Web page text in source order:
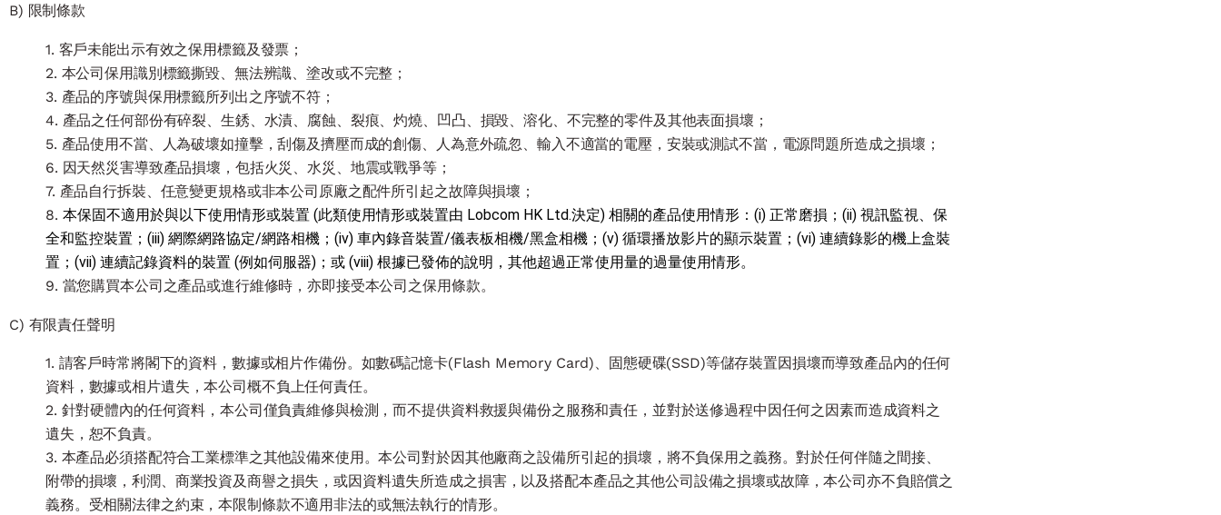
B) 限制條款
1. 客戶未能出示有效之保用標籤及發票；
2. 本公司保用識別標籤撕毀、無法辨識、塗改或不完整；
3. 產品的序號與保用標籤所列出之序號不符；
4. 產品之任何部份有碎裂、生銹、水漬、腐蝕、裂痕、灼燒、凹凸、損毀、溶化、不完整的零件及其他表面損壞；
5. 產品使用不當、人為破壞如撞擊，刮傷及擠壓而成的創傷、人為意外疏忽、輸入不適當的電壓，安裝或測試不當，電源問題所造成之損壞；
6. 因天然災害導致產品損壞，包括火災、水災、地震或戰爭等；
7. 產品自行拆裝、任意變更規格或非本公司原廠之配件所引起之故障與損壞；
8. 本保固不適用於與以下使用情形或裝置 (此類使用情形或裝置由 Lobcom HK Ltd.決定) 相關的產品使用情形：(i) 正常磨損；(ii) 視訊監視、保
全和監控裝置；(iii) 網際網路協定/網路相機；(iv) 車內錄音裝置/儀表板相機/黑盒相機；(v) 循環播放影片的顯示裝置；(vi) 連續錄影的機上盒裝
置；(vii) 連續記錄資料的裝置 (例如伺服器)；或 (viii) 根據已發佈的說明，其他超過正常使用量的過量使用情形。
9. 當您購買本公司之產品或進行維修時，亦即接受本公司之保用條款。
C) 有限責任聲明
1. 請客戶時常將閣下的資料，數據或相片作備份。如數碼記憶卡(Flash Memory Card)、固態硬碟(SSD)等儲存裝置因損壞而導致產品內的任何
資料，數據或相片遺失，本公司概不負上任何責任。
2. 針對硬體內的任何資料，本公司僅負責維修與檢測，而不提供資料救援與備份之服務和責任，並對於送修過程中因任何之因素而造成資料之
遺失，恕不負責。
3. 本產品必須搭配符合工業標準之其他設備來使用。本公司對於因其他廠商之設備所引起的損壞，將不負保用之義務。對於任何伴隨之間接、
附帶的損壞，利潤、商業投資及商譽之損失，或因資料遺失所造成之損害，以及搭配本產品之其他公司設備之損壞或故障，本公司亦不負賠償之
義務。受相關法律之約束，本限制條款不適用非法的或無法執行的情形。